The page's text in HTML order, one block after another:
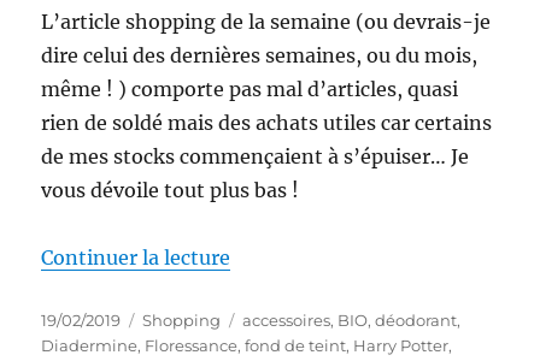
L’article shopping de la semaine (ou devrais-je
dire celui des dernières semaines, ou du mois,
même ! ) comporte pas mal d’articles, quasi
rien de soldé mais des achats utiles car certains
de mes stocks commençaient à s’épuiser… Je
vous dévoile tout plus bas !
Continuer la lecture
Publié
le
19/02/2019 Catégories
Shopping Étiquettes
accessoires, BIO,déodorant,
Diadermine, Floressance,fond de teint, Harry Potter,